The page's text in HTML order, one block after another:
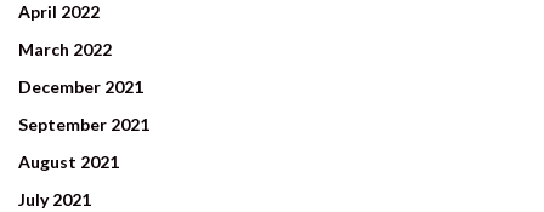
April 2022
March 2022
December 2021
September 2021
August 2021
July 2021